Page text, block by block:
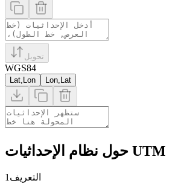
تحويل
WGS84
Lat,Lon Lon,Lat
حول نظام الإحداثيات UTM
1 التعريف